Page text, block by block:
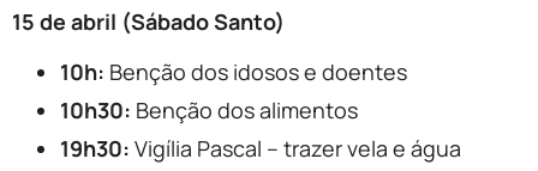
15 de abril (Sábado Santo)
10h: Benção dos idosos e doentes
10h30: Benção dos alimentos
19h30: Vigília Pascal – trazer vela e água